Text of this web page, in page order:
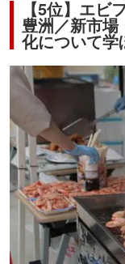
【5位】エビ
豊洲／新市場
化について学